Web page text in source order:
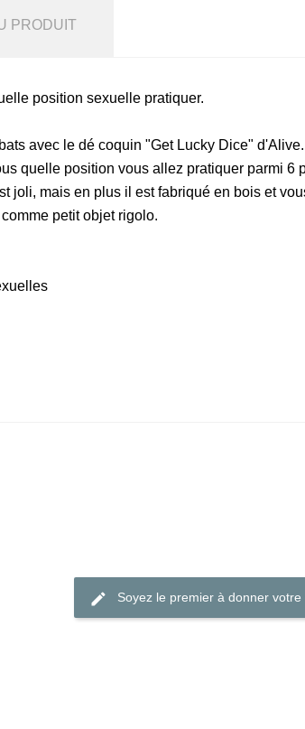
PRODUIT
position sexuelle pratiquer.
avec le dé coquin "Get Lucky Dice" d'Alive.
quelle position vous allez pratiquer parmi 6
joli, mais en plus il est fabriqué en bois et
petit objet rigolo.
Soyez le premier à donner votre